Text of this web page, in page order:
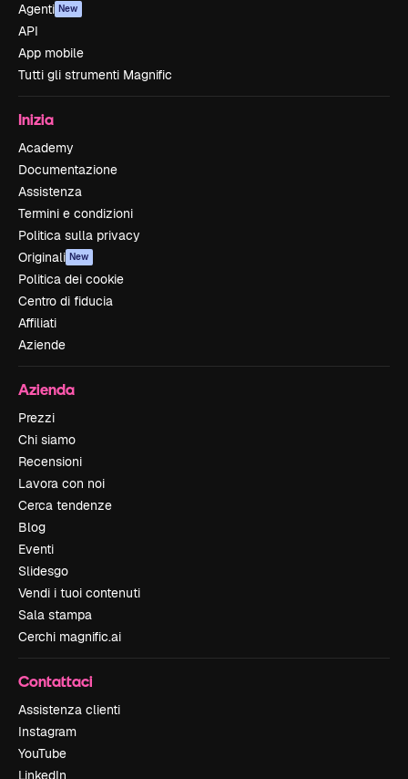
Agenti New
API
App mobile
Tutti gli strumenti Magnific
Inizia
Academy
Documentazione
Assistenza
Termini e condizioni
Politica sulla privacy
Originali New
Politica dei cookie
Centro di fiducia
Affiliati
Aziende
Azienda
Prezzi
Chi siamo
Recensioni
Lavora con noi
Cerca tendenze
Blog
Eventi
Slidesgo
Vendi i tuoi contenuti
Sala stampa
Cerchi magnific.ai
Contattaci
Assistenza clienti
Instagram
YouTube
LinkedIn